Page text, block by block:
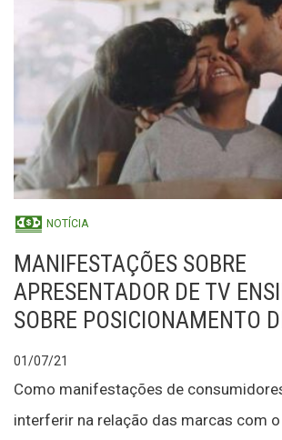
NOTÍCIA
MANIFESTAÇÕES SOBRE
APRESENTADOR DE TV
SOBRE POSICIONAMENTO
01/07/21
Como manifestações de
interferir na relação das marcas com o